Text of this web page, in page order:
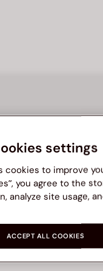
Harga Rp 179,900
Rp 179,900
settings
cookies to improve
you agree to the
analyze site usage,
ACCEPT ALL COOKIES